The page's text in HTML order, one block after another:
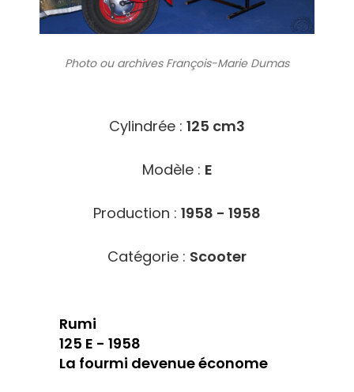
Photo ou archivesFrançois-Marie Dumas
Cylindrée : 125 cm3
Modèle : E
Production : 1958 - 1958
Catégorie : Scooter
Rumi
125 E - 1958
La fourmi devenue économe